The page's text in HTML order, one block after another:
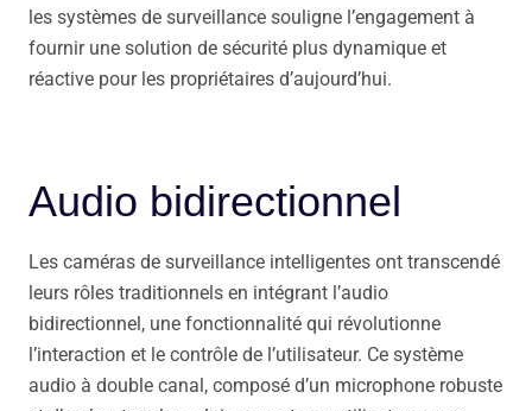
les systèmes de surveillance souligne l’engagement à
fournir une solution de sécurité plus dynamique et
réactive pour les propriétaires d’aujourd’hui.
Audio bidirectionnel
Les caméras de surveillance intelligentes ont transcendé
leurs rôles traditionnels en intégrant l’audio
bidirectionnel, une fonctionnalité qui révolutionne
l’interaction et le contrôle de l’utilisateur. Ce système
audio à double canal, composé d’un microphone robuste